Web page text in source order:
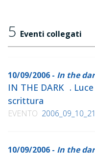
5 Eventi collegati
10/09/2006 - In the
IN THE DARK .
scrittura
EVENTO
10/09/2006 - In the